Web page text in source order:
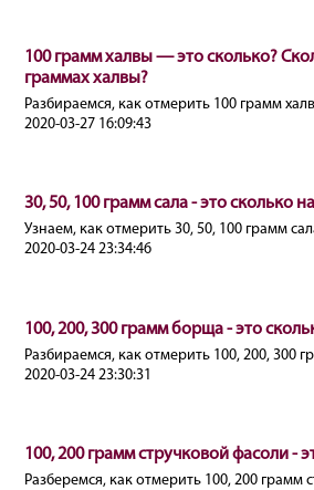
100 грамм халвы — это сколько?
граммах халвы?
Разбираемся, как отмерить 100 грамм
2020-03-27 16:09:43
30, 50, 100 грамм сала - это сколько
Узнаем, как отмерить 30, 50, 100 грамм
2020-03-24 23:34:46
100, 200, 300 грамм борща - это
Разбираемся, как отмерить 100, 200, 300
2020-03-24 23:30:31
100, 200 грамм стручковой фасоли -
Разберемся, как отмерить 100, 200 грамм